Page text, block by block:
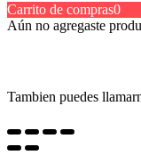
Carrito de compras0
Aún no agregaste
Tambien puedes